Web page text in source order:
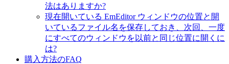
法はありますか?
現在開いている EmEditor ウィンドウの位置と開
いているファイル名を保存しておき、次回、一度
にすべてのウィンドウを以前と同じ位置に開くに
は?
購入方法のFAQ